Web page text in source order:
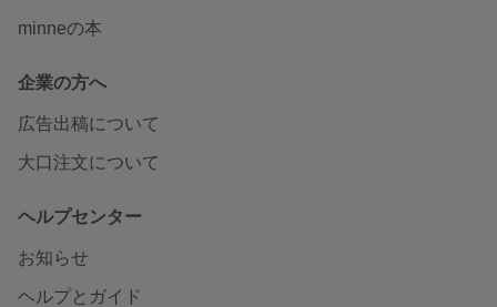
minneの本
企業の方へ
広告出稿について
大口注文について
ヘルプセンター
お知らせ
ヘルプとガイド